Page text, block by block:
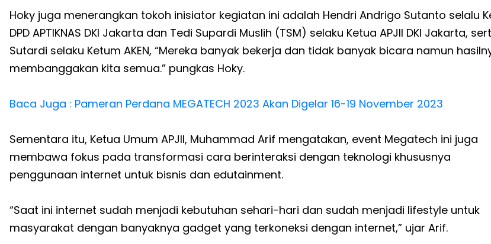
Hoky juga menerangkan tokoh inisiator kegiatan ini adalah Hendri Andrigo Sutanto selalu
DPD APTIKNAS DKI Jakarta dan Tedi Supardi Muslih (TSM) selaku Ketua APJII DKI Jakarta,
Sutardi selaku Ketum AKEN, “Mereka banyak bekerja dan tidak banyak bicara namun
membanggakan kita semua.” pungkas Hoky.
Baca Juga : Pameran Perdana MEGATECH 2023 Akan Digelar 16-19 November 2023
Sementara itu, Ketua Umum APJII, Muhammad Arif mengatakan, event Megatech ini juga
membawa fokus pada transformasi cara berinteraksi dengan teknologi khususnya
penggunaan internet untuk bisnis dan edutainment.
“Saat ini internet sudah menjadi kebutuhan sehari-hari dan sudah menjadi lifestyle untuk
masyarakat dengan banyaknya gadget yang terkoneksi dengan internet,” ujar Arif.